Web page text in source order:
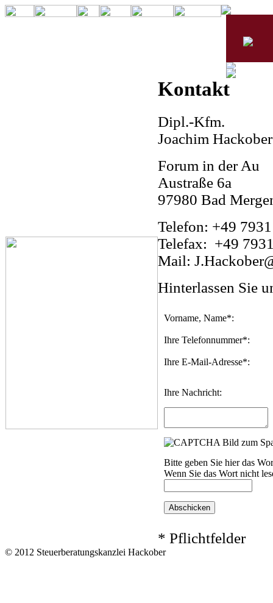
Kontakt
Dipl.-Kfm.
Joachim Hackober
Forum in der Au
Austraße 6a
97980 Bad
Telefon: +49
Telefax: +49
Mail:
Hinterlassen Sie
Vorname, Name*:
Ihre Telefonnummer*:
Ihre E-Mail-Adresse*:
Ihre Nachricht:
Bitte geben Sie hier das
Wenn Sie das Wort nicht
* Pflichtfelder
© 2012 Steuerberatungskanzlei Hackober